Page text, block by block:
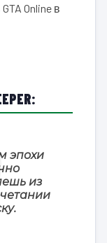
Online в
эпохи
из